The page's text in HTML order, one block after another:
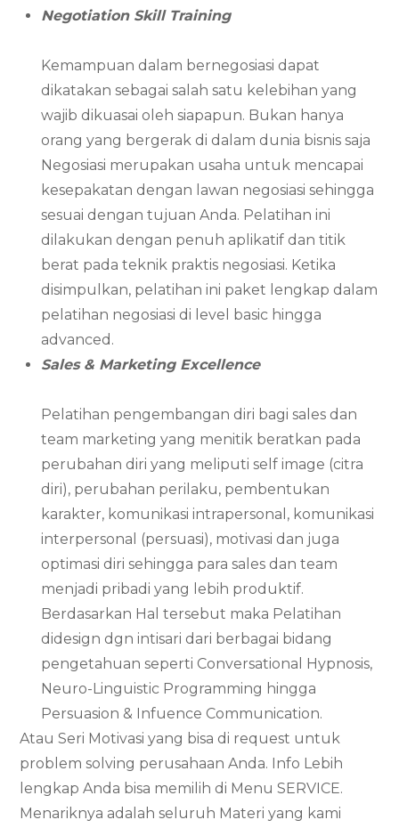
Negotiation Skill Training
Kemampuan dalam bernegosiasi dapat
dikatakan sebagai salah satu kelebihan yang
wajib dikuasai oleh siapapun. Bukan hanya
orang yang bergerak di dalam dunia bisnis saja
Negosiasi merupakan usaha untuk mencapai
kesepakatan dengan lawan negosiasi sehingga
sesuai dengan tujuan Anda. Pelatihan ini
dilakukan dengan penuh aplikatif dan titik
berat pada teknik praktis negosiasi. Ketika
disimpulkan, pelatihan ini paket lengkap dalam
pelatihan negosiasi di level basic hingga
advanced.
Sales & Marketing Excellence
Pelatihan pengembangan diri bagi sales dan
team marketing yang menitik beratkan pada
perubahan diri yang meliputi self image (citra
diri), perubahan perilaku, pembentukan
karakter, komunikasi intrapersonal, komunikasi
interpersonal (persuasi), motivasi dan juga
optimasi diri sehingga para sales dan team
menjadi pribadi yang lebih produktif.
Berdasarkan Hal tersebut maka Pelatihan
didesign dgn intisari dari berbagai bidang
pengetahuan seperti Conversational Hypnosis,
Neuro-Linguistic Programming hingga
Persuasion & Infuence Communication.
Atau Seri Motivasi yang bisa di request untuk
problem solving perusahaan Anda. Info Lebih
lengkap Anda bisa memilih di Menu SERVICE.
Menariknya adalah seluruh Materi yang kami